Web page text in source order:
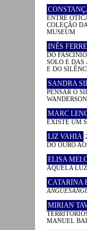
ENTRE
COLEÇÃO
MUSEUM
INÊS
DO
SOLO E DAS
E DO
SANDRA
PENSAR O
MARC
EXISTE UM
LIZ VAHIA
DO OURO
ELISA
AQUELA
CATARINA
MIRIAN
MANUEL